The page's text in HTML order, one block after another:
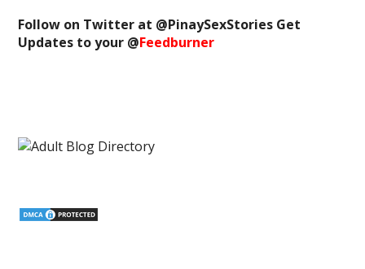
Follow on Twitter at @PinaySexStories Get
Updates to your @Feedburner